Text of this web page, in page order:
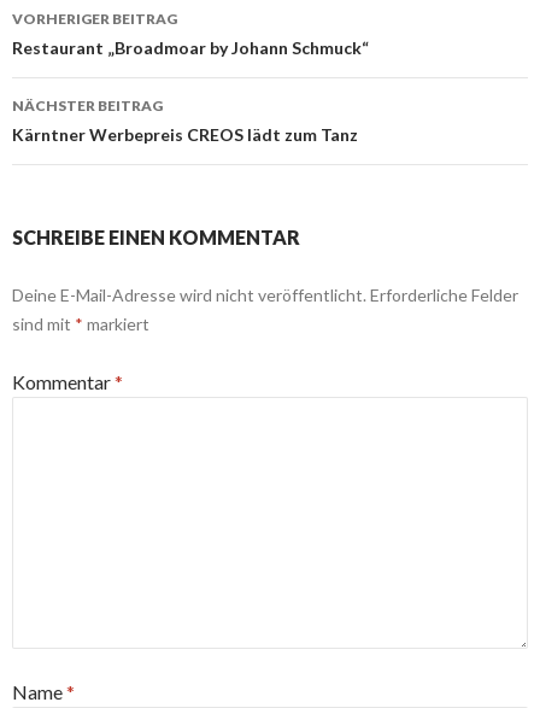
Beitrags-
Navigation
VORHERIGER BEITRAG
Restaurant „Broadmoar by Johann Schmuck“
NÄCHSTER BEITRAG
Kärntner Werbepreis CREOS lädt zum Tanz
SCHREIBE EINEN KOMMENTAR
Deine E-Mail-Adresse wird nicht veröffentlicht. Erforderliche Felder
sind mit * markiert
Kommentar*
Name*